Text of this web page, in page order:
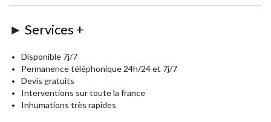
► Services +
Disponible 7j/7
Permanence téléphonique 24h/24 et 7j/7
Devis gratuits
Interventions sur toute la france
Inhumations très rapides